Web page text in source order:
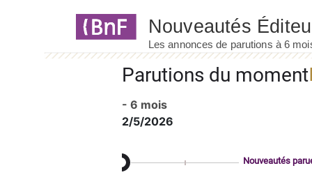
Parutions du moment
- 6 mois
2/5/2026
Nouveautés